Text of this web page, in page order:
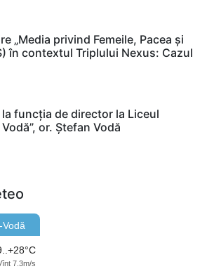
„Media privind Femeile, Pacea și
în contextul Triplului Nexus: Cazul
funcția de director la Liceul
or. Ștefan Vodă
7.3m/s